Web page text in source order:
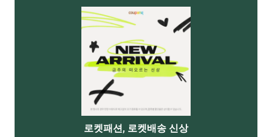
로켓패션, 로켓배송 신상